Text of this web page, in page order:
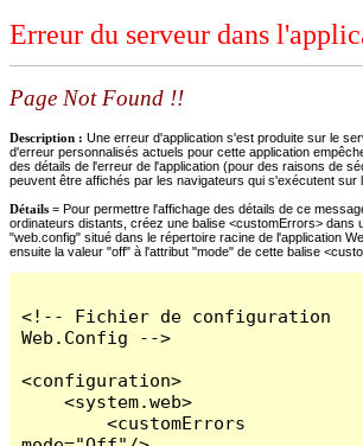
Erreur du serveur dans
Page Not Found !!
Description : Une erreur d'application s'est produite sur le
d'erreur personnalisés actuels pour cette application
des détails de l'erreur de l'application (pour des raisons de
peuvent être affichés par les navigateurs qui s'exécutent sur
Détails = Pour permettre l'affichage des détails de ce
ordinateurs distants, créez une balise <customErrors> dans
"web.config" situé dans le répertoire racine de l'application
ensuite la valeur "off" à l'attribut "mode" de cette balise
<!-- Fichier de configuration
Web.Config -->
<configuration>
    <system.web>
        <customErrors